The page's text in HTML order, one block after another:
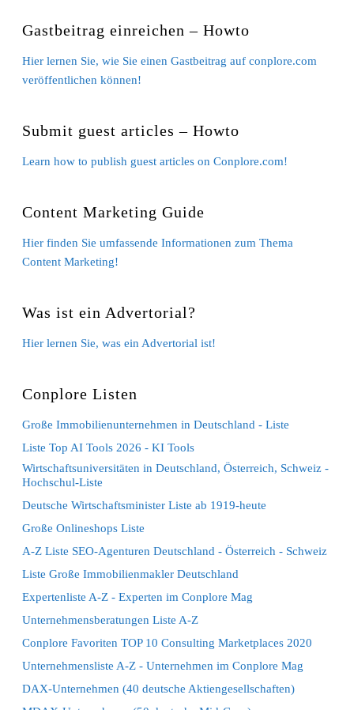
Gastbeitrag einreichen – Howto
Hier lernen Sie, wie Sie einen Gastbeitrag auf conplore.com
veröffentlichen können!
Submit guest articles – Howto
Learn how to publish guest articles on Conplore.com!
Content Marketing Guide
Hier finden Sie umfassende Informationen zum Thema
Content Marketing!
Was ist ein Advertorial?
Hier lernen Sie, was ein Advertorial ist!
Conplore Listen
Große Immobilienunternehmen in Deutschland - Liste
Liste Top AI Tools 2026 - KI Tools
Wirtschaftsuniversitäten in Deutschland, Österreich, Schweiz -
Hochschul-Liste
Deutsche Wirtschaftsminister Liste ab 1919-heute
Große Onlineshops Liste
A-Z Liste SEO-Agenturen Deutschland - Österreich - Schweiz
Liste Große Immobilienmakler Deutschland
Expertenliste A-Z - Experten im Conplore Mag
Unternehmensberatungen Liste A-Z
Conplore Favoriten TOP 10 Consulting Marketplaces 2020
Unternehmensliste A-Z - Unternehmen im Conplore Mag
DAX-Unternehmen (40 deutsche Aktiengesellschaften)